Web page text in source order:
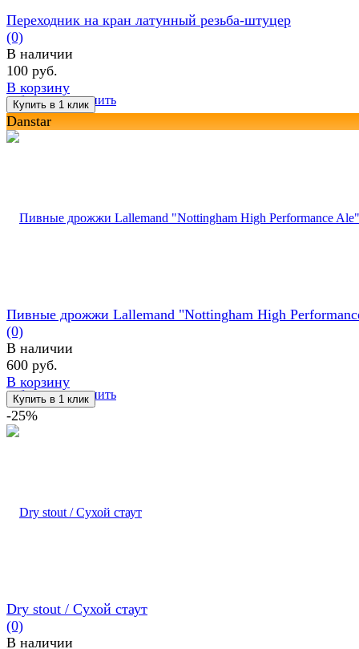
избранное сравнить
Переходник на кран латунный резьба-штуцер
(0)
В наличии
100 руб.
В корзину
Danstar
избранное сравнить
Пивные дрожжи Lallemand "Nottingham High
(0)
В наличии
600 руб.
В корзину
-25%
Dry stout / Сухой стаут
(0)
В наличии